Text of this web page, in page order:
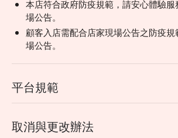
本店符合政府防疫規範，請安心體驗服
場公告。
顧客入店需配合店家現場公告之防疫
場公告。
平台規範
取消與更改辦法